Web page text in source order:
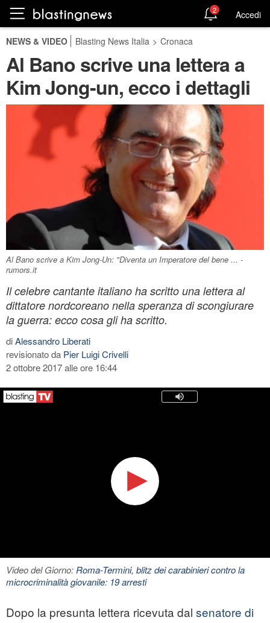
2 Accedi
NEWS & VIDEO Blasting News Italia > Cronaca
Al Bano scrive una lettera a
Kim Jong-un, ecco i dettagli
Al Bano scrive a Kim Jong-Un: "Diventa un Imperatore del bene ... -
rumors.it
Il celebre cantante italiano ha scritto una lettera al
dittatore nordcoreano nella speranza di scongiurare
la guerra: ecco cosa gli ha scritto.
diAlessandro Liberati
revisionato da Pier Luigi Crivelli
2 ottobre 2017 alle ore 16:44
Video del Giorno:Roma-Termini, blitz dei carabinieri contro la
microcriminalità giovanile: 19 arresti
Dopo la presunta lettera ricevuta dal senatore di